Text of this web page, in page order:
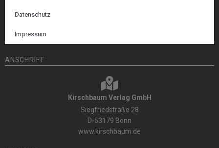
Datenschutz
Impressum
ANSCHRIFT
Kirschbaum Verlag GmbH
Siegfriedstraße 28
D-53179 Bonn
www.kirschbaum.de